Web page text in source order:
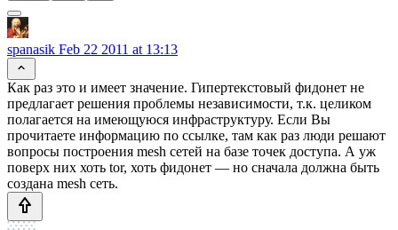
spanasik Feb 22 2011 at 13:13
Как раз это и имеет значение. Гипертекстовый фидонет не
предлагает решения проблемы независимости, т.к. целиком
полагается на имеющуюся инфраструктуру. Если Вы
прочитаете информацию по ссылке, там как раз люди решают
вопросы построения mesh сетей на базе точек доступа. А уж
поверх них хоть tor, хоть фидонет — но сначала должна быть
создана mesh сеть.